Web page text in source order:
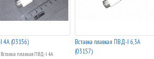
4А (03156)
Вставка плавкая ПВД-I 4А
Вставка плавкая ПВД-I 6,3А
(03157)